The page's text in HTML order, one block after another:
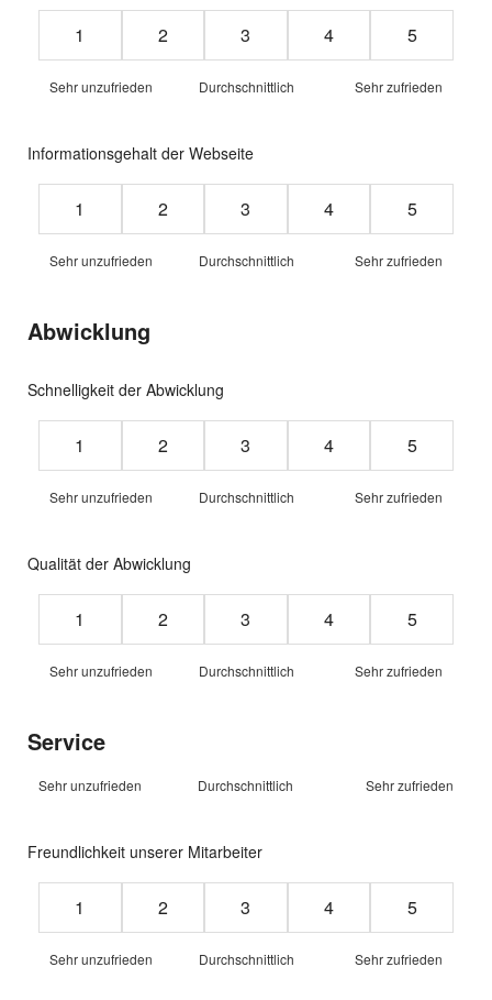
Rating from 1 to 5 stars
1 2 3 4 5
Sehr unzufrieden Durchschnittlich Sehr zufrieden
Informationsgehalt der Webseite
Rating from 1 to 5 stars
1 2 3 4 5
Sehr unzufrieden Durchschnittlich Sehr zufrieden
Abwicklung
Schnelligkeit der Abwicklung
Rating from 1 to 5 stars
1 2 3 4 5
Sehr unzufrieden Durchschnittlich Sehr zufrieden
Qualität der Abwicklung
Rating from 1 to 5 stars
1 2 3 4 5
Sehr unzufrieden Durchschnittlich Sehr zufrieden
Service
Sehr unzufrieden Durchschnittlich Sehr zufrieden
Freundlichkeit unserer Mitarbeiter
Rating from 1 to 5 stars
1 2 3 4 5
Sehr unzufrieden Durchschnittlich Sehr zufrieden